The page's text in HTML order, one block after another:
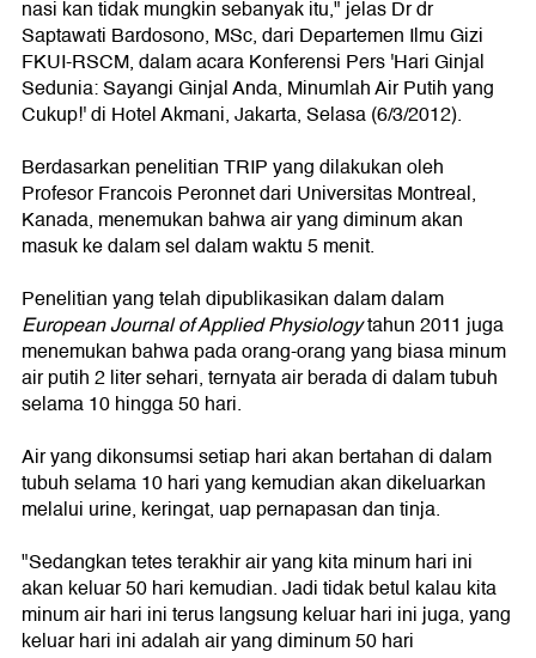
nasi kan tidak mungkin sebanyak itu," jelas Dr dr
Saptawati Bardosono, MSc, dari Departemen Ilmu Gizi
FKUI-RSCM, dalam acara Konferensi Pers 'Hari Ginjal
Sedunia: Sayangi Ginjal Anda, Minumlah Air Putih yang
Cukup!' di Hotel Akmani, Jakarta, Selasa (6/3/2012).
Berdasarkan penelitian TRIP yang dilakukan oleh
Profesor Francois Peronnet dari Universitas Montreal,
Kanada, menemukan bahwa air yang diminum akan
masuk ke dalam sel dalam waktu 5 menit.
Penelitian yang telah dipublikasikan dalam dalam
European Journal of Applied Physiologytahun 2011 juga
menemukan bahwa pada orang-orang yang biasa minum
air putih 2 liter sehari, ternyata air berada di dalam tubuh
selama 10 hingga 50 hari.
Air yang dikonsumsi setiap hari akan bertahan di dalam
tubuh selama 10 hari yang kemudian akan dikeluarkan
melalui urine, keringat, uap pernapasan dan tinja.
"Sedangkan tetes terakhir air yang kita minum hari ini
akan keluar 50 hari kemudian. Jadi tidak betul kalau kita
minum air hari ini terus langsung keluar hari ini juga, yang
keluar hari ini adalah air yang diminum 50 hari